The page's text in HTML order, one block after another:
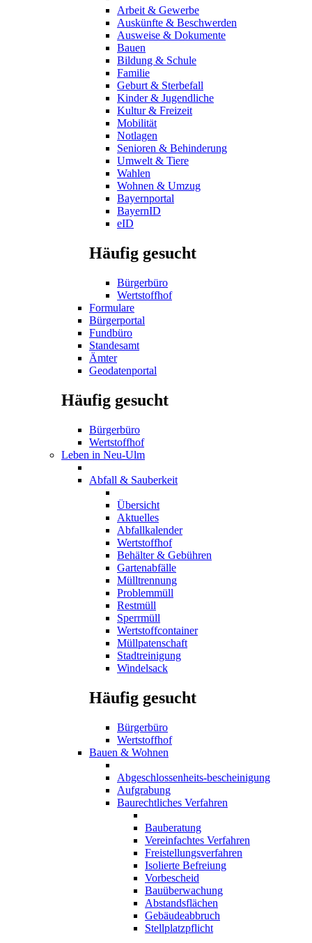
Arbeit & Gewerbe
Auskünfte & Beschwerden
Ausweise & Dokumente
Bauen
Bildung & Schule
Familie
Geburt & Sterbefall
Kinder & Jugendliche
Kultur & Freizeit
Mobilität
Notlagen
Senioren & Behinderung
Umwelt & Tiere
Wahlen
Wohnen & Umzug
Bayernportal
BayernID
eID
Häufig gesucht
Bürgerbüro
Wertstoffhof
Formulare
Bürgerportal
Fundbüro
Standesamt
Ämter
Geodatenportal
Häufig gesucht
Bürgerbüro
Wertstoffhof
Leben in Neu-Ulm
Abfall & Sauberkeit
Übersicht
Aktuelles
Abfallkalender
Wertstoffhof
Behälter & Gebühren
Gartenabfälle
Mülltrennung
Problemmüll
Restmüll
Sperrmüll
Wertstoffcontainer
Müllpatenschaft
Stadtreinigung
Windelsack
Häufig gesucht
Bürgerbüro
Wertstoffhof
Bauen & Wohnen
Abgeschlossenheits-bescheinigung
Aufgrabung
Baurechtliches Verfahren
Bauberatung
Vereinfachtes Verfahren
Freistellungsverfahren
Isolierte Befreiung
Vorbescheid
Bauüberwachung
Abstandsflächen
Gebäudeabbruch
Stellplatzpflicht